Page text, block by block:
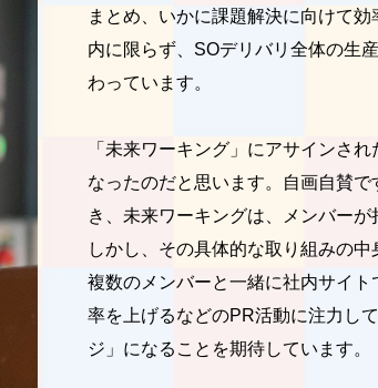
まとめ、いかに課題解決に向けて
内に限らず、SOデリバリ全体の生
わっています。
「未来ワーキング」にアサインさ
なったのだと思います。自画自賛
き、未来ワーキングは、メンバー
しかし、その具体的な取り組みの
複数のメンバーと一緒に社内サイ
率を上げるなどのPR活動に注力し
ジ」になることを期待しています。